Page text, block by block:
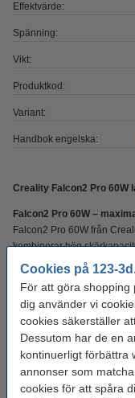
Cookies på 123-
För att göra shopping
dig använder vi
cookies säkerställer
Dessutom har de en
kontinuerligt förbättra
annonser som
cookies för att spåra
Effektvärde:
Spänning:
Vikt:
Produktkod:
Variant:
Handbok engelska:
Creality Falcon2 Pro 60W
Falcon2 Pro 60W –
Falcon2 Pro 60W från
kombinerar hög
säker drift. Den lämpar sig
krävande hobbyister som
Kraftfull prestanda för
Med tolv 5,5 W diodlasrar
Den klarar att skära
0,2 mm rostfritt stål – i ett
upp till 25 000 mm/min gör
verkstäder med höga krav